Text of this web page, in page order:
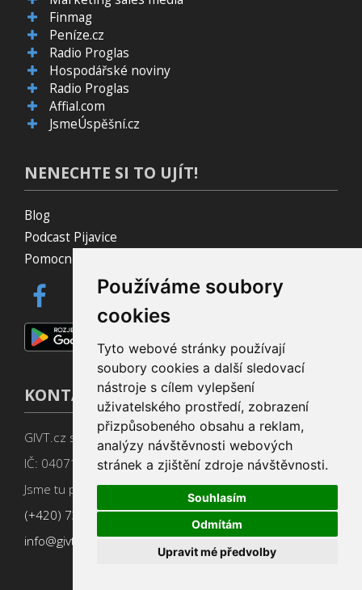
Používáme soubory
cookies
Tyto webové stránky používají
soubory cookies a další sledovací
nástroje s cílem vylepšení
uživatelského prostředí, zobrazení
přizpůsobeného obsahu a reklam,
analýzy návštěvnosti webových
stránek a zjištění zdroje návštěvnosti.
Souhlasím
Odmítám
Upravit mé předvolby
Finmag
Peníze.cz
Radio Proglas
Hospodářské noviny
Radio Proglas
Affial.com
JsmeÚspěšní.cz
NENECHTE SI TO UJÍT!
Blog
Podcast Pijavice
Pomocník do prohlížeče
KONTAKT
GIVT.cz s. r. o., Dolní nám. 16, 779 00 Olomouc
IČ: 04071433
Jsme tu pro Vás od 9:00 do 17:00
(+420) 737 266 402
info@givt.cz